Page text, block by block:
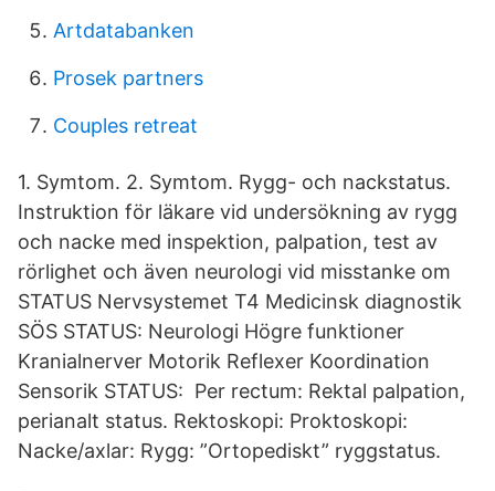
Artdatabanken
Prosek partners
Couples retreat
1. Symtom. 2. Symtom. Rygg- och nackstatus.
Instruktion för läkare vid undersökning av rygg
och nacke med inspektion, palpation, test av
rörlighet och även neurologi vid misstanke om
STATUS Nervsystemet T4 Medicinsk diagnostik
SÖS STATUS: Neurologi Högre funktioner
Kranialnerver Motorik Reflexer Koordination
Sensorik STATUS: Per rectum: Rektal palpation,
perianalt status. Rektoskopi: Proktoskopi:
Nacke/axlar: Rygg: ”Ortopediskt” ryggstatus.